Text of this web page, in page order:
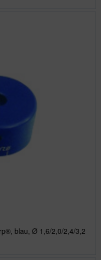
blau, Ø 1,6/2,0/2,4/3,2